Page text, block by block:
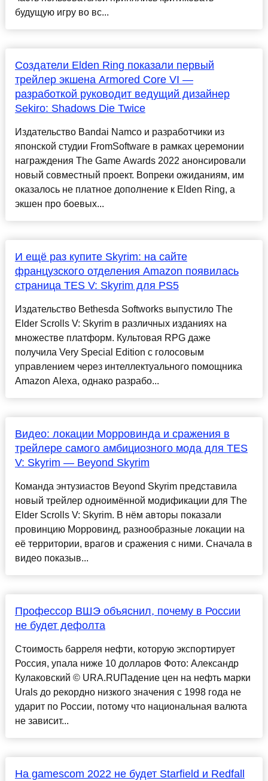
будущую игру во вс...
Создатели Elden Ring показали первый
трейлер экшена Armored Core VI —
разработкой руководит ведущий дизайнер
Sekiro: Shadows Die Twice
Издательство Bandai Namco и разработчики из
японской студии FromSoftware в рамках церемонии
награждения The Game Awards 2022 анонсировали
новый совместный проект. Вопреки ожиданиям, им
оказалось не платное дополнение к Elden Ring, а
экшен про боевых...
И ещё раз купите Skyrim: на сайте
французского отделения Amazon появилась
страница TES V: Skyrim для PS5
Издательство Bethesda Softworks выпустило The
Elder Scrolls V: Skyrim в различных изданиях на
множестве платформ. Культовая RPG даже
получила Very Special Edition с голосовым
управлением через интеллектуального помощника
Amazon Alexa, однако разрабо...
Видео: локации Морровинда и сражения в
трейлере самого амбициозного мода для TES
V: Skyrim — Beyond Skyrim
Команда энтузиастов Beyond Skyrim представила
новый трейлер одноимённой модификации для The
Elder Scrolls V: Skyrim. В нём авторы показали
провинцию Морровинд, разнообразные локации на
её территории, врагов и сражения с ними. Сначала в
видео показыв...
Профессор ВШЭ объяснил, почему в России
не будет дефолта
Стоимость барреля нефти, которую экспортирует
Россия, упала ниже 10 долларов Фото: Александр
Кулаковский © URA.RUПадение цен на нефть марки
Urals до рекордно низкого значения с 1998 года не
ударит по России, потому что национальная валюта
не зависит...
На gamescom 2022 не будет Starfield и Redfall